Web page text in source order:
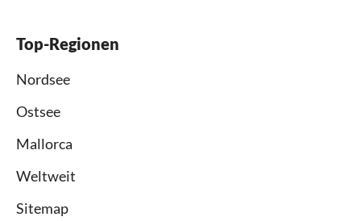
Top-Regionen
Nordsee
Ostsee
Mallorca
Weltweit
Sitemap